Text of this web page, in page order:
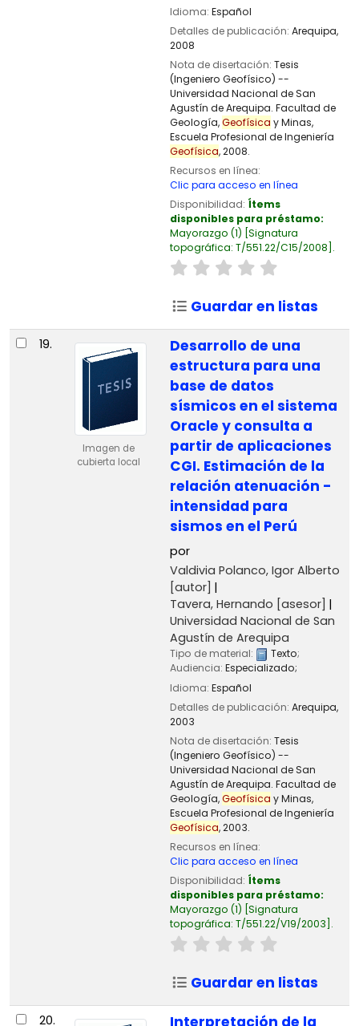
Idioma: Español
Detalles de publicación: Arequipa,
2008
Nota de disertación: Tesis
(Ingeniero Geofísico) --
Universidad Nacional de San
Agustín de Arequipa. Facultad de
Geología,Geofísica y Minas,
Escuela Profesional de Ingeniería
Geofísica, 2008.
Recursos en línea:
Clic para acceso en línea
Disponibilidad: Ítems
disponibles para préstamo:
Mayorazgo (1) Signatura
topográfica: T/551.22/C15/2008 .
Guardar en listas
19.
Imagen de
cubierta local
Desarrollo de una
estructura para una
base de datos
sísmicos en el sistema
Oracle y consulta a
partir de aplicaciones
CGI. Estimación de la
relación atenuación -
intensidad para
sismos en el Perú
por
Valdivia Polanco, Igor Alberto
[autor]
Tavera, Hernando [asesor]
Universidad Nacional de San
Agustín de Arequipa
Tipo de material: Texto;
Audiencia: Especializado;
Idioma: Español
Detalles de publicación: Arequipa,
2003
Nota de disertación: Tesis
(Ingeniero Geofísico) --
Universidad Nacional de San
Agustín de Arequipa. Facultad de
Geología,Geofísica y Minas,
Escuela Profesional de Ingeniería
Geofísica, 2003.
Recursos en línea:
Clic para acceso en línea
Disponibilidad: Ítems
disponibles para préstamo:
Mayorazgo (1) Signatura
topográfica: T/551.22/V19/2003 .
Guardar en listas
20.